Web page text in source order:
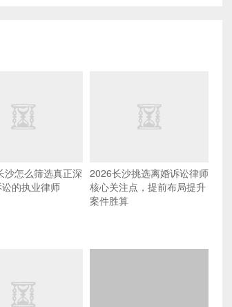
沙怎么筛选真正深
的执业律师
2026长沙挑选离婚诉讼律师
核心关注点，提前布局提升
案件胜算